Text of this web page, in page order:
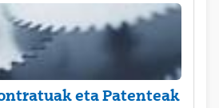
eta Patenteak